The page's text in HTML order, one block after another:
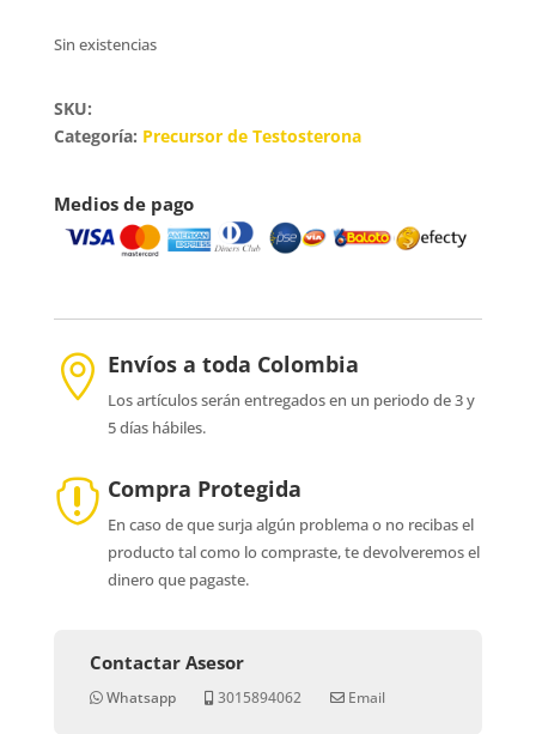
Sin existencias
SKU:
Categoría: Precursor de Testosterona
Medios de pago
 Envíos a toda Colombia
Los artículos serán entregados en un periodo de 3 y
5 días hábiles.
 Compra Protegida
En caso de que surja algún problema o no recibas el
producto tal como lo compraste, te devolveremos el
dinero que pagaste.
Contactar Asesor
Whatsapp 3015894062 Email